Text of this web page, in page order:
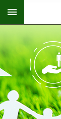
跳到主要內容區